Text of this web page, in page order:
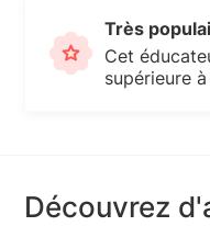
Très
Cet
supérieure
Découvrez